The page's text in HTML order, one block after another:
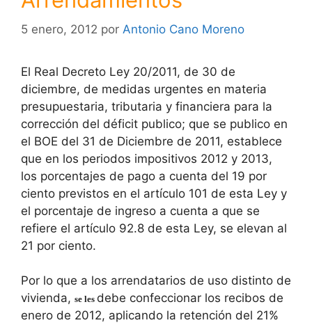
5 enero, 2012 por Antonio Cano Moreno
El Real Decreto Ley 20/2011, de 30 de
diciembre, de medidas urgentes en materia
presupuestaria, tributaria y financiera para la
corrección del déficit publico; que se publico en
el BOE del 31 de Diciembre de 2011, establece
que en los periodos impositivos 2012 y 2013,
los porcentajes de pago a cuenta del 19 por
ciento previstos en el artículo 101 de esta Ley y
el porcentaje de ingreso a cuenta a que se
refiere el artículo 92.8 de esta Ley, se elevan al
21 por ciento.
Por lo que a los arrendatarios de uso distinto de
vivienda, se les debe confeccionar los recibos de
enero de 2012, aplicando la retención del 21%